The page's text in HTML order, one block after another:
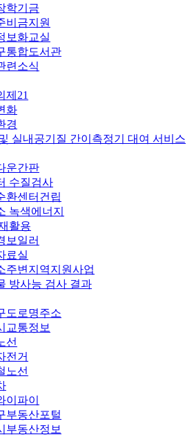
학기금
비금지원
보화교실
통합도서관
련소식
제21
화
경
실내공기질 간이측정기 대여 서비스
운간판
수질검사
환센터건립
녹색에너지
활용
보일러
료실
주변지역지원사업
방사능 검사 결과
도로명주소
교통정보
선
전거
노선
이파이
부동산포털
부동산정보